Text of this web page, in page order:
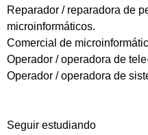
Reparador / reparadora de
microinformáticos.
Comercial de
Operador / operadora de
Operador / operadora de
Seguir estudiando